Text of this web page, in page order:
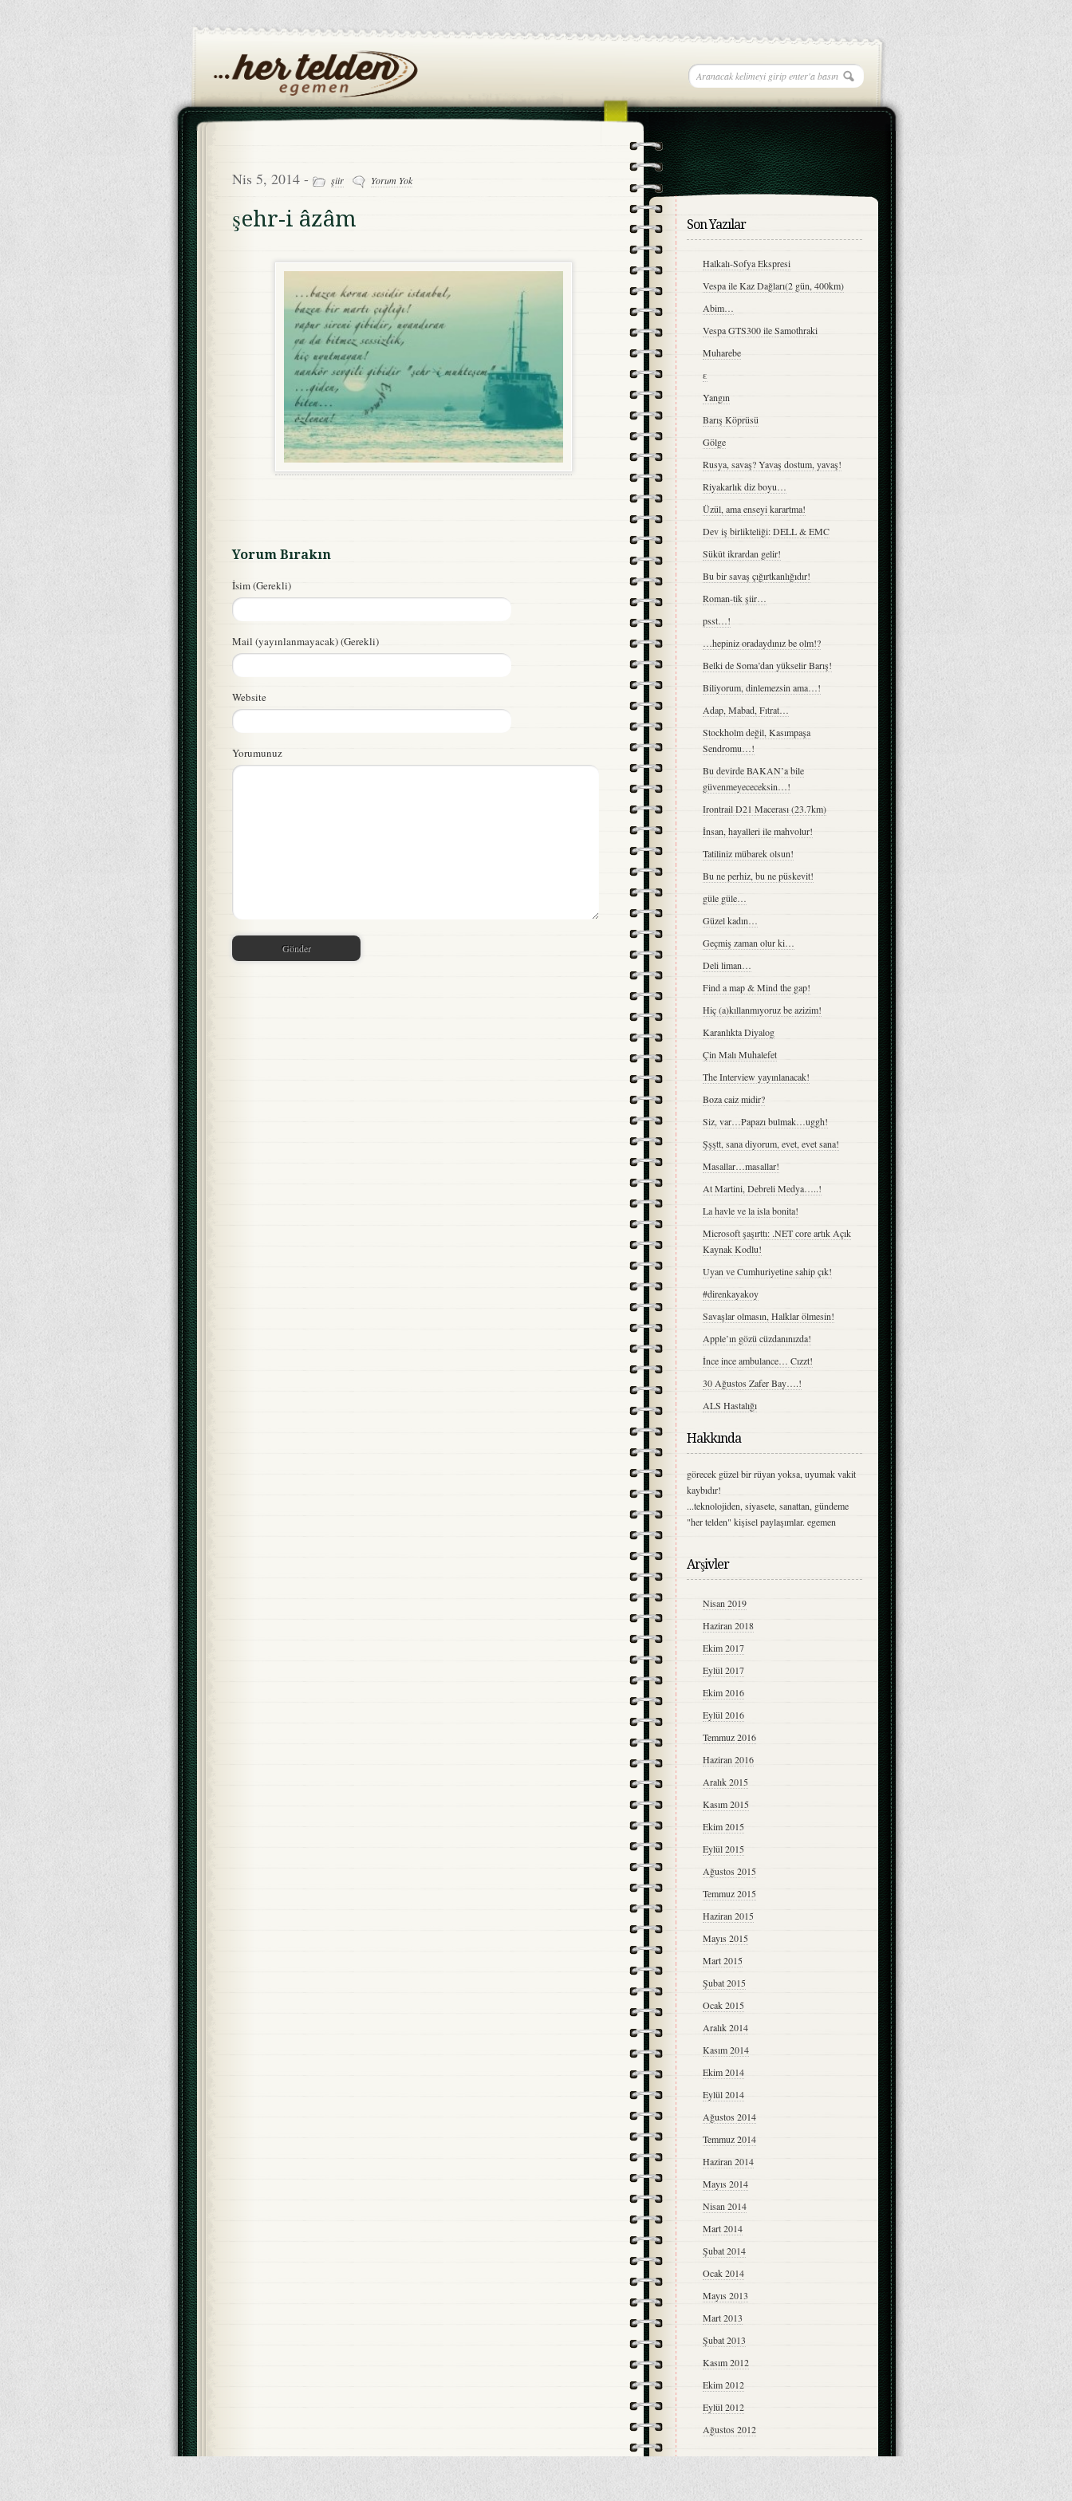
Nis 5, 2014 - şiir Yorum Yok
şehr-i âzâm
Yorum Bırakın
İsim (Gerekli)
Mail (yayınlanmayacak) (Gerekli)
Website
Yorumunuz
Son Yazılar
Halkalı-Sofya Ekspresi
Vespa ile Kaz Dağları(2 gün, 400km)
Abim…
Vespa GTS300 ile Samothraki
Muharebe
ε
Yangın
Barış Köprüsü
Gölge
Rusya, savaş? Yavaş dostum, yavaş!
Riyakarlık diz boyu…
Üzül, ama enseyi karartma!
Dev iş birlikteliği: DELL & EMC
Sükût ikrardan gelir!
Bu bir savaş çığırtkanlığıdır!
Roman-tik şiir…
psst…!
…hepiniz oradaydınız be olm!?
Belki de Soma’dan yükselir Barış!
Biliyorum, dinlemezsin ama…!
Adap, Mabad, Fıtrat…
Stockholm değil, Kasımpaşa
Sendromu…!
Bu devirde BAKAN’a bile
güvenmeyececeksin…!
Irontrail D21 Macerası (23.7km)
İnsan, hayalleri ile mahvolur!
Tatiliniz mübarek olsun!
Bu ne perhiz, bu ne püskevit!
güle güle…
Güzel kadın…
Geçmiş zaman olur ki…
Deli liman…
Find a map & Mind the gap!
Hiç (a)kıllanmıyoruz be azizim!
Karanlıkta Diyalog
Çin Malı Muhalefet
The Interview yayınlanacak!
Boza caiz midir?
Siz, var…Papazı bulmak…uggh!
Şşştt, sana diyorum, evet, evet sana!
Masallar…masallar!
At Martini, Debreli Medya…..!
La havle ve la isla bonita!
Microsoft şaşırttı: .NET core artık Açık
Kaynak Kodlu!
Uyan ve Cumhuriyetine sahip çık!
#direnkayakoy
Savaşlar olmasın, Halklar ölmesin!
Apple’ın gözü cüzdanınızda!
İnce ince ambulance… Cızzt!
30 Ağustos Zafer Bay….!
ALS Hastalığı
Hakkında
görecek güzel bir rüyan yoksa, uyumak vakit
kaybıdır!
...teknolojiden, siyasete, sanattan, gündeme
"her telden" kişisel paylaşımlar. egemen
Arşivler
Nisan 2019
Haziran 2018
Ekim 2017
Eylül 2017
Ekim 2016
Eylül 2016
Temmuz 2016
Haziran 2016
Aralık 2015
Kasım 2015
Ekim 2015
Eylül 2015
Ağustos 2015
Temmuz 2015
Haziran 2015
Mayıs 2015
Mart 2015
Şubat 2015
Ocak 2015
Aralık 2014
Kasım 2014
Ekim 2014
Eylül 2014
Ağustos 2014
Temmuz 2014
Haziran 2014
Mayıs 2014
Nisan 2014
Mart 2014
Şubat 2014
Ocak 2014
Mayıs 2013
Mart 2013
Şubat 2013
Kasım 2012
Ekim 2012
Eylül 2012
Ağustos 2012